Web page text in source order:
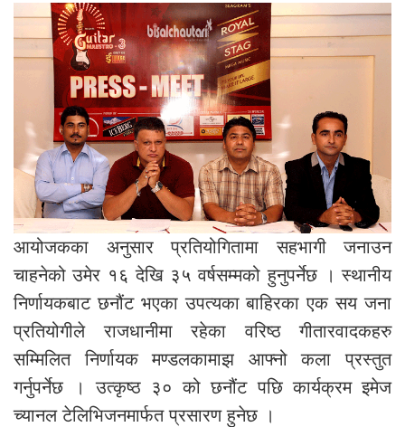
आयोजकका अनुसार प्रतियोगितामा सहभागी जनाउन
चाहनेको उमेर १६ देखि ३५ वर्षसम्मको हुनुपर्नेछ । स्थानीय
निर्णायकबाट छनौंट भएका उपत्यका बाहिरका एक सय जना
प्रतियोगीले राजधानीमा रहेका वरिष्ठ गीतारवादकहरु
सम्मिलित निर्णायक मण्डलकामाझ आफ्नो कला प्रस्तुत
गर्नुपर्नेछ । उत्कृष्ठ ३० को छनौंट पछि कार्यक्रम इमेज
च्यानल टेलिभिजनमार्फत प्रसारण हुनेछ ।